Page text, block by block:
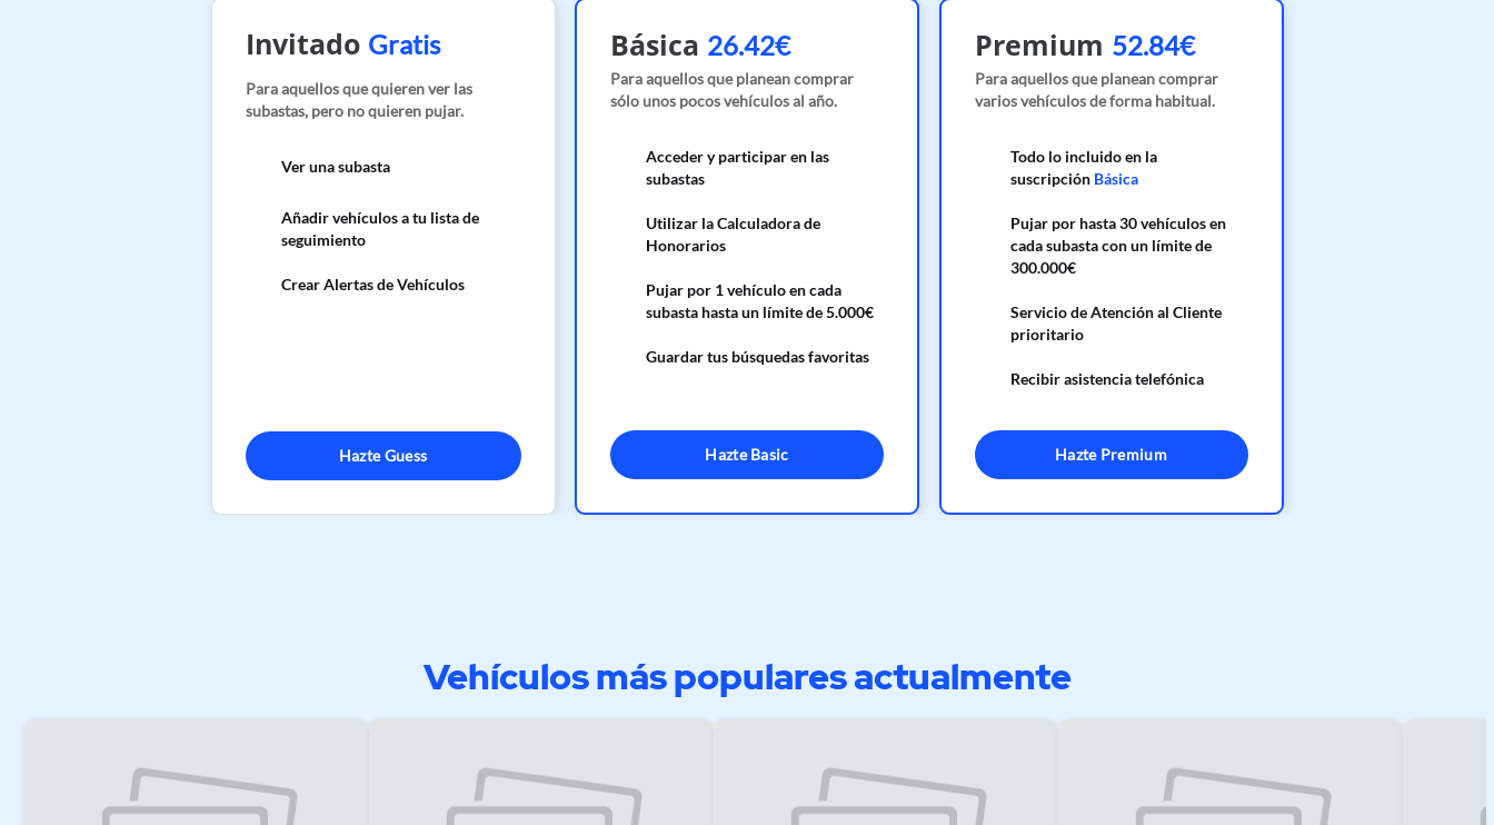
Invitado Gratis
Para aquellos que quieren ver las
subastas, pero no quieren pujar.
Ver una subasta
Añadir vehículos a tu lista de
seguimiento
Crear Alertas de Vehículos
Hazte Guess
Básica 26.42€
Para aquellos que planean comprar
sólo unos pocos vehículos al año.
Acceder y participar en las
subastas
Utilizar la Calculadora de
Honorarios
Pujar por 1 vehículo en cada
subasta hasta un límite de 5.000€
Guardar tus búsquedas favoritas
Hazte Basic
Premium 52.84€
Para aquellos que planean comprar
varios vehículos de forma habitual.
Todo lo incluido en la
suscripción Básica
Pujar por hasta 30 vehículos en
cada subasta con un límite de
300.000€
Servicio de Atención al Cliente
prioritario
Recibir asistencia telefónica
Hazte Premium
Vehículos más populares actualmente